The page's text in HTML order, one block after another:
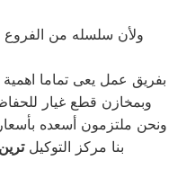
ولأن سلسله من الفروع
بفريق عمل يعى تماما
وبمخازن قطع غيار
ونحن ملتزمون أسعده
بنا مركز التوكيلترين